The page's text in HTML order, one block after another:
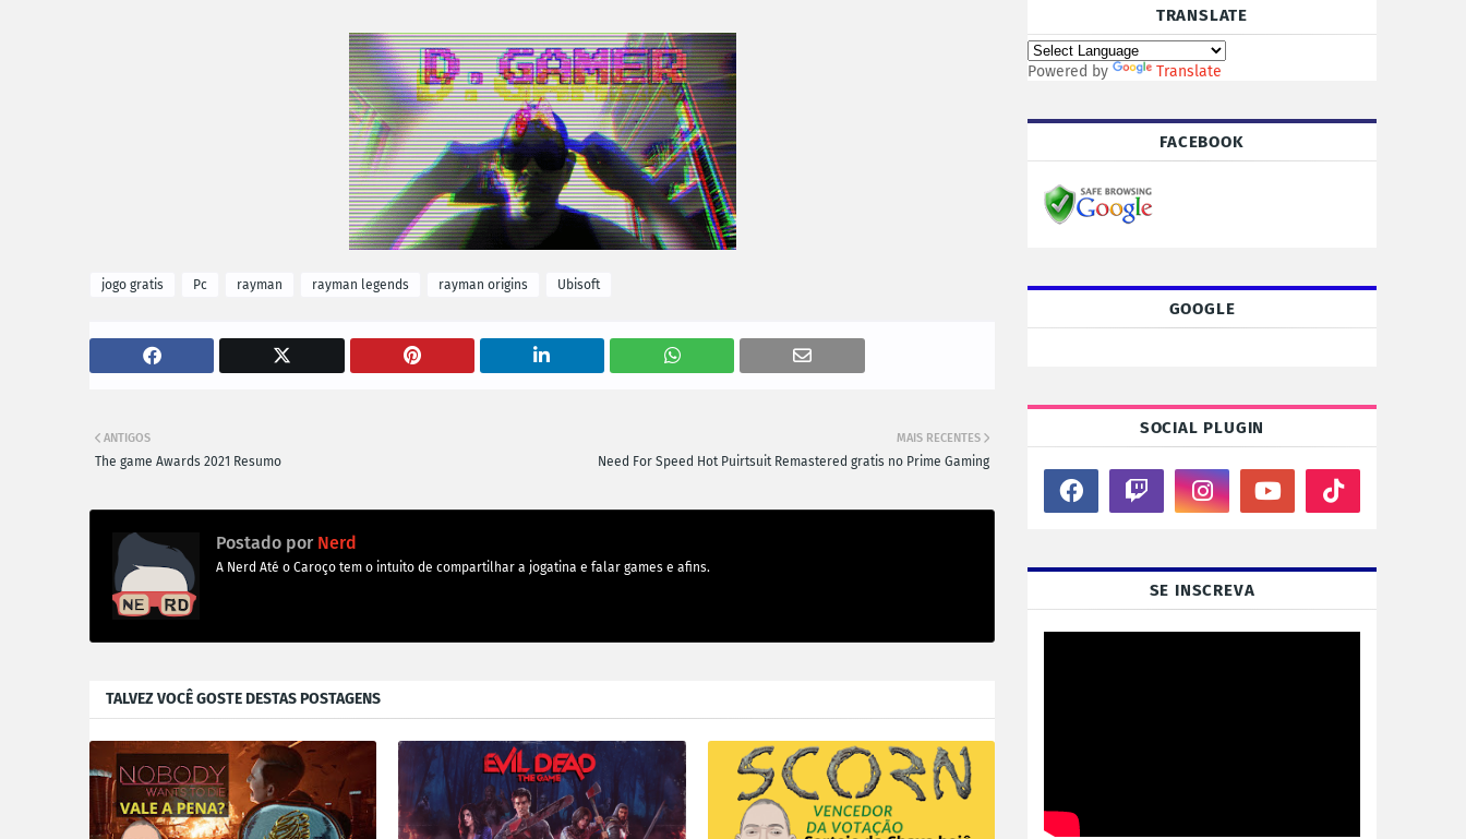
jogo gratis Pc rayman rayman legends rayman origins Ubisoft
MAIS RECENTES
Need For Speed Hot Puirtsuit Remastered gratis no Prime Gaming
ANTIGOS
The game Awards 2021 Resumo
Postado por Nerd
A Nerd Até o Caroço tem o intuito de compartilhar a jogatina e falar games e afins.
TALVEZ VOCÊ GOSTE DESTAS POSTAGENS
TRANSLATE
Powered by Translate
FACEBOOK
GOOGLE
SOCIAL PLUGIN
SE INSCREVA